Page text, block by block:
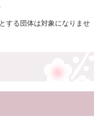
する団体は対象になりませ